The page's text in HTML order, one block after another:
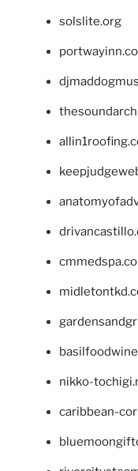
solslite.org
nikko-
caribbean-